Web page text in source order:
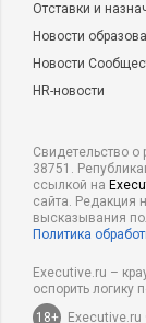
Отставки и
Новости
Новости
HR-новости
Свидетельство
38751.
ссылкой на
сайта. Редакция
высказывания
Политика
Executive.ru –
оспорить логику
18+